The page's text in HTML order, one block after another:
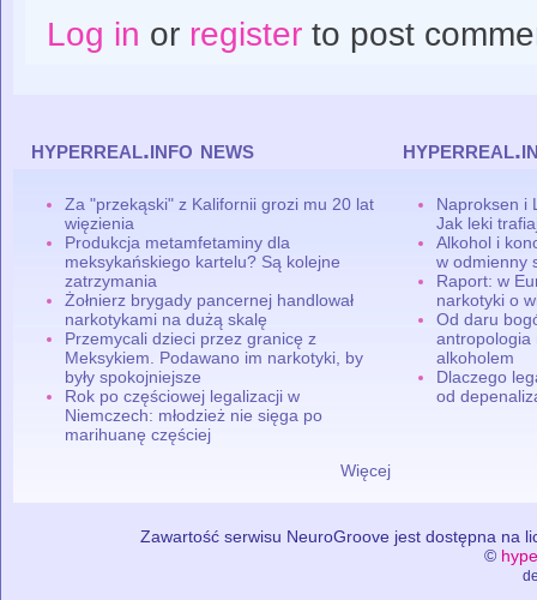
Log in or registerto post
hyperreal.info news
Za "przekąski" z Kalifornii grozi mu 20 lat
więzienia
Produkcja metamfetaminy dla
meksykańskiego kartelu? Są kolejne
zatrzymania
Żołnierz brygady pancernej handlował
narkotykami na dużą skalę
Przemycali dzieci przez granicę z
Meksykiem. Podawano im narkotyki, by
były spokojniejsze
Rok po częściowej legalizacji w
Niemczech: młodzież nie sięga po
marihuanę częściej
Więcej
Naproksen i
Jak leki
Alkohol i
w odmienny
Raport: w
narkotyki o
Od daru
antropologia
alkoholem
Dlaczego
od
Zawartość serwisu NeuroGroove jest dostępna na
©